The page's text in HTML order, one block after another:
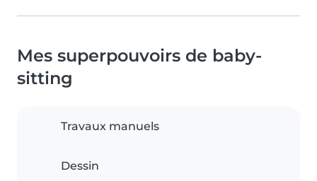
Mes superpouvoirs de baby-
sitting
Travaux manuels
Dessin